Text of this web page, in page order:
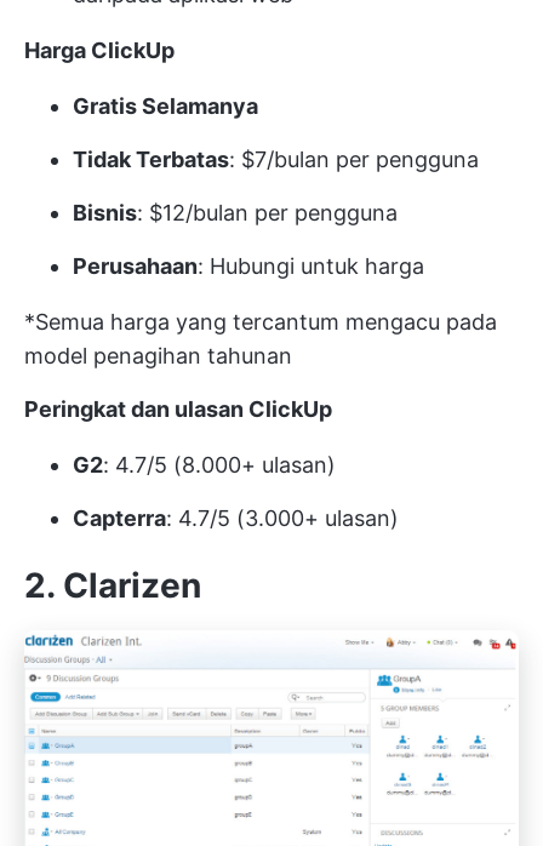
Harga ClickUp
Gratis Selamanya
Tidak Terbatas: $7/bulan per pengguna
Bisnis: $12/bulan per pengguna
Perusahaan: Hubungi untuk harga
*Semua harga yang tercantum mengacu pada
model penagihan tahunan
Peringkat dan ulasan ClickUp
G2: 4.7/5 (8.000+ ulasan)
Capterra: 4.7/5 (3.000+ ulasan)
2. Clarizen